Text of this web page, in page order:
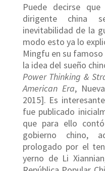
Puede decirse
dirigente china
inevitabilidad de la
modo esto ya lo
Mingfu en su
la idea del sueño
Power Thinking &
American Era,
2015]. Es
fue publicado
que para ello
gobierno chino,
prologado por el
yerno de Li